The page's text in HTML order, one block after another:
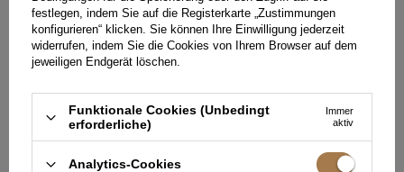
HINTERLASSEN SIE IHR FEEDBACK
TEILEN SIE IHRE MEINUNG
Jede Meinung hilft anderen Kundinnen bei der Auswahl.
Wenn Sie dieses Modell getragen haben, teilen Sie bitte Ihre
festlegen, indem Sie auf die Registerkarte „Zustimmungen
konfigurieren“ klicken. Sie können Ihre Einwilligung jederzeit
widerrufen, indem Sie die Cookies von Ihrem Browser auf dem
jeweiligen Endgerät löschen.
Funktionale Cookies (Unbedingt
erforderliche)
Immer
aktiv
Analytics-Cookies